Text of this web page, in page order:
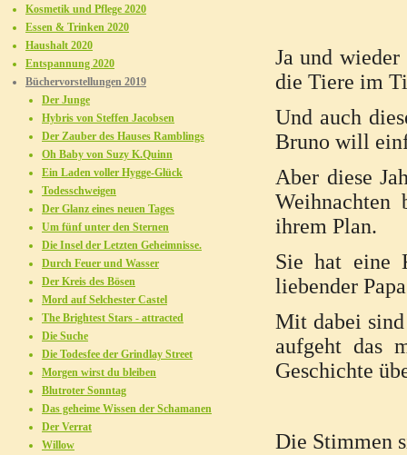
Ja und wieder
die Tiere im
Und auch
Bruno will
Aber diese
Weihnachten
ihrem Plan.
Sie hat eine
liebender
Mit dabei sind
aufgeht das
Geschichte
Die Stimmen
Kosmetik und Pflege 2020
Essen & Trinken 2020
Haushalt 2020
Entspannung 2020
Büchervorstellungen 2019
Der Junge
Hybris von Steffen Jacobsen
Der Zauber des Hauses Ramblings
Oh Baby von Suzy K.Quinn
Ein Laden voller Hygge-Glück
Todesschweigen
Der Glanz eines neuen Tages
Um fünf unter den Sternen
Die Insel der Letzten Geheimnisse.
Durch Feuer und Wasser
Der Kreis des Bösen
Mord auf Selchester Castel
The Brightest Stars - attracted
Die Suche
Die Todesfee der Grindlay Street
Morgen wirst du bleiben
Blutroter Sonntag
Das geheime Wissen der Schamanen
Der Verrat
Willow